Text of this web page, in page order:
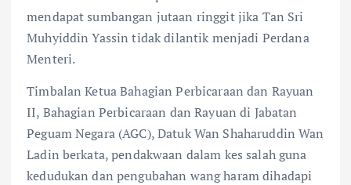
b
o
o
k
s
A
p
e
mendapat sumbangan jutaan ringgit jika Tan Sri
Muhyiddin Yassin tidak dilantik menjadi Perdana
Menteri.
Timbalan Ketua Bahagian Perbicaraan dan Rayuan
II, Bahagian Perbicaraan dan Rayuan di Jabatan
Peguam Negara (AGC), Datuk Wan Shaharuddin Wan
Ladin berkata, pendakwaan dalam kes salah guna
kedudukan dan pengubahan wang haram dihadapi